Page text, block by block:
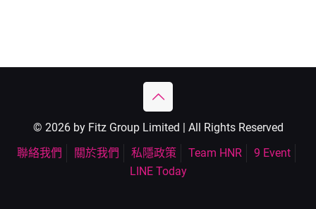
© 2026 by Fitz Group Limited | All Rights Reserved
聯絡我們
關於我們 私隱政策 Team HNR
9 Event
LINE Today